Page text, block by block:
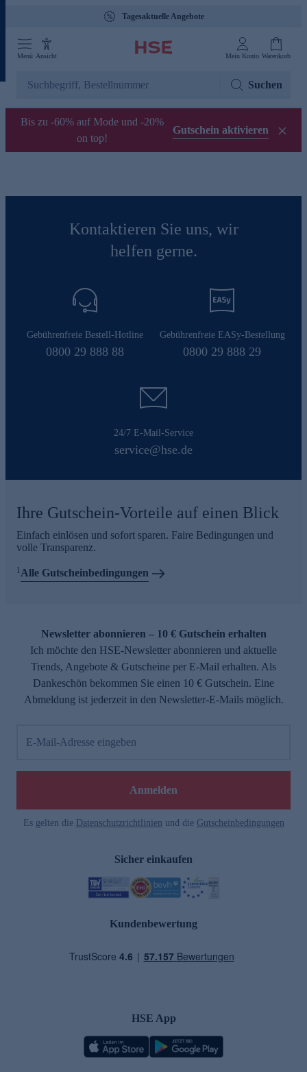
Tagesaktuelle Angebote
Menü Ansicht Mein Konto Warenkorb
Suchen
Bis zu -60% auf Mode und -20%
on top!
Gutschein aktivieren
Kontaktieren Sie uns, wir
helfen gerne.
Gebührenfreie Bestell-Hotline
0800 29 888 88
Gebührenfreie EASy-Bestellung
0800 29 888 29
24/7 E-Mail-Service
service@hse.de
Ihre Gutschein-Vorteile auf einen Blick
Einfach einlösen und sofort sparen. Faire Bedingungen und
volle Transparenz.
1Alle Gutscheinbedingungen
Newsletter abonnieren – 10 € Gutschein erhalten
Ich möchte den HSE-Newsletter abonnieren und aktuelle
Trends, Angebote & Gutscheine per E-Mail erhalten. Als
Dankeschön bekommen Sie einen 10 € Gutschein. Eine
Abmeldung ist jederzeit in den Newsletter-E-Mails möglich.
E-Mail-Adresse eingeben
Anmelden
Es gelten die Datenschutzrichtlinien und die Gutscheinbedingungen
Sicher einkaufen
Kundenbewertung
HSE App